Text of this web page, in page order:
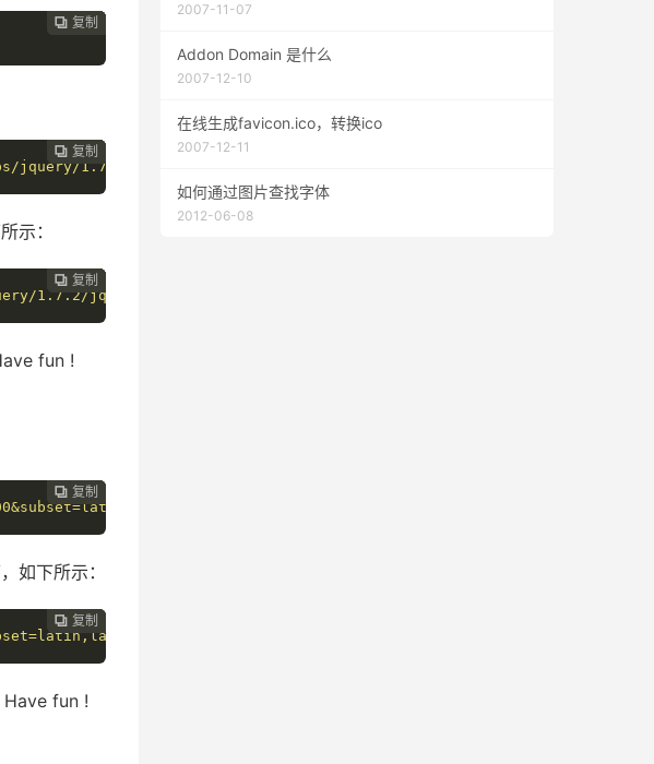
 复制
 复制
 复制
 复制
 复制
 复制
 复制
 复制
 复制
 复制
 复制
 复制
 复制
jquery/1.7.2/jquery.min.js?ver=3.4.2'
示：
 复制
 复制
 复制
 复制
 复制
1.7.2/jquery.min.js?ver=3.4.2'
fun !
 复制
 复制
 复制
 复制
ext'
如下所示：
 复制
 复制
 复制
ext'
Have fun !
2007-11-07
Addon Domain 是什么
2007-12-10
在线生成favicon.ico，转换ico
2007-12-11
如何通过图片查找字体
2012-06-08